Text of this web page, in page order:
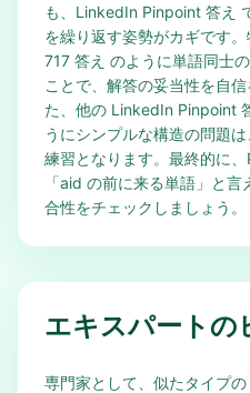
も、LinkedIn Pinpoint 答え
を繰り返す姿勢がカギです
717 答え のように単語同士
ことで、解答の妥当性を自
た、他の LinkedIn Pinpoint
うにシンプルな構造の問題
練習となります。最終的に
「aid の前に来る単語」と
合性をチェックしましょう。
エキスパートの
専門家として、似たタイプ